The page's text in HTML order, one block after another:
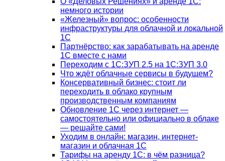
немного истории
«Железный» вопрос: особенности
инфраструктуры для облачной и локальной
1С
Партнёрство: как зарабатывать на аренде
1С вместе с нами
Переходим с 1С:ЗУП 2.5 на 1С:ЗУП 3.0
Что ждёт облачные сервисы в будущем?
Консервативный бизнес: стоит ли
переходить в облако крупным
производственным компаниям
Обновление 1С через интернет —
самостоятельно или официально в облаке
— решайте сами!
Уходим в онлайн: магазин, интернет-
магазин и облачная 1С
Тарифы на аренду 1С: в чём разница?